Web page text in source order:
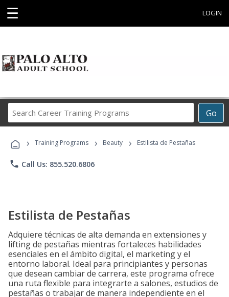
☰ LOGIN
Go
Career
Programs
› Training Programs › Beauty › Estilista de Pestañas
phone Call Us: 855.520.6806
Estilista de Pestañas
Adquiere técnicas de alta demanda en extensiones y
lifting de pestañas mientras fortaleces habilidades
esenciales en el ámbito digital, el marketing y el
entorno laboral. Ideal para principiantes y personas
que desean cambiar de carrera, este programa ofrece
una ruta flexible para integrarte a salones, estudios de
pestañas o trabajar de manera independiente en el